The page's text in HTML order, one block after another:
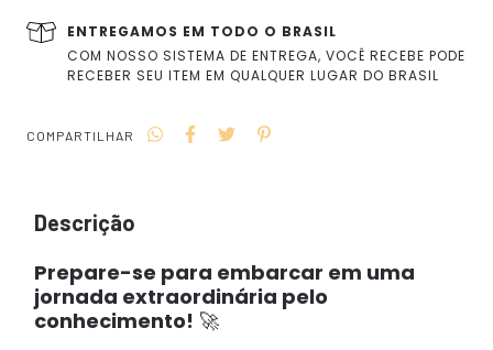
ENTREGAMOS EM TODO O BRASIL
COM NOSSO SISTEMA DE ENTREGA, VOCÊ RECEBE PODE
RECEBER SEU ITEM EM QUALQUER LUGAR DO BRASIL
COMPARTILHAR
Descrição
Prepare-se para embarcar em uma
jornada extraordinária pelo
conhecimento! 🚀